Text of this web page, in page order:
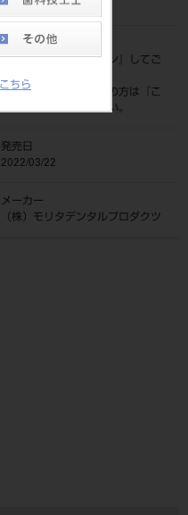
ちら
4571587130344
標準価格
価格の確認は『ログイン
』してご
ネット会員登録がまだの方は『
こ
ちら』より登録ください。
発売日
2022/03/22
メーカー
（株）モリタデンタルプロダクツ